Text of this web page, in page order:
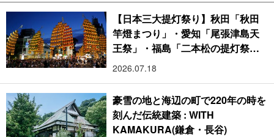
【日本三大提灯祭り】秋田「秋田
竿燈まつり」・愛知「尾張津島天
王祭」・福島「二本松の提灯祭
り」:おびただしい灯火が夜空を照
2026.07.18
豪雪の地と海辺の町で220年の時を
刻んだ伝統建築 : WITH
KAMAKURA(鎌倉・長谷)